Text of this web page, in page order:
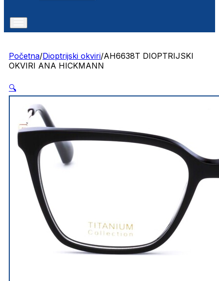
Početna/Dioptrijski okviri/AH6638T DIOPTRIJSKI
OKVIRI ANA HICKMANN
🔍